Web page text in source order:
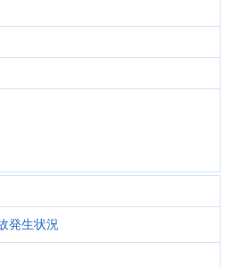
発生状況